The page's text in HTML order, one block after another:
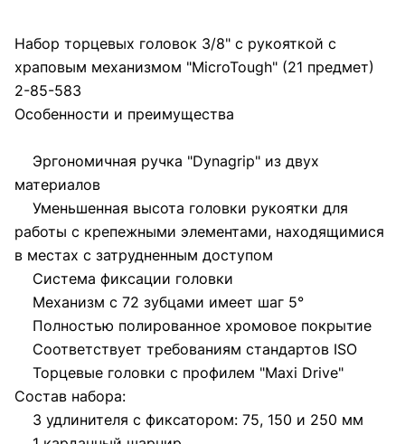
Набор торцевых головок 3/8" с рукояткой с
храповым механизмом "MicroTough" (21 предмет)
2-85-583
Особенности и преимущества
Эргономичная ручка "Dynagrip" из двух
материалов
Уменьшенная высота головки рукоятки для
работы с крепежными элементами, находящимися
в местах с затрудненным доступом
Система фиксации головки
Механизм с 72 зубцами имеет шаг 5°
Полностью полированное хромовое покрытие
Соответствует требованиям стандартов ISO
Торцевые головки с профилем "Maxi Drive"
Состав набора:
3 удлинителя с фиксатором: 75, 150 и 250 мм